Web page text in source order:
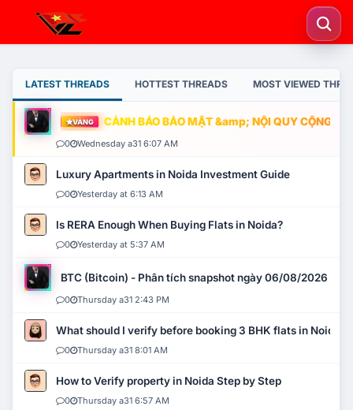
LATEST THREADS HOTTEST THREADS MOST VIEWED
VÀNG CẢNH BÁO BẢO MẬT &amp; NỘI QUY CỘNG
0 Wednesday a31 6:07 AM
Luxury Apartments in Noida Investment Guide
0 Yesterday at 6:13 AM
Is RERA Enough When Buying Flats in Noida?
0 Yesterday at 5:37 AM
BTC (Bitcoin) - Phân tích snapshot ngày 06/08/2026
0 Thursday a31 2:43 PM
What should I verify before booking 3 BHK flats in Noida?
0 Thursday a31 8:01 AM
How to Verify property in Noida Step by Step
0 Thursday a31 6:57 AM